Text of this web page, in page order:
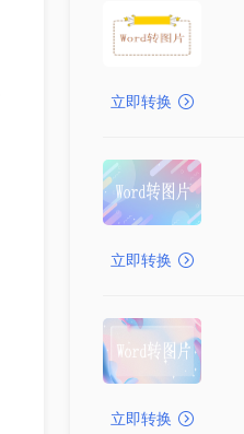
立即转换
立即转换
立即转换